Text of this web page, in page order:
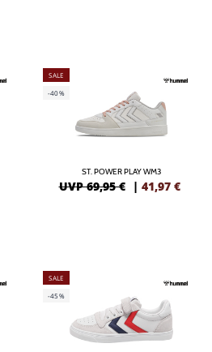
SALE
-40%
ST. POWER PLAY WM3
UVP 69,95 € | 41,97 €
SALE
-45%